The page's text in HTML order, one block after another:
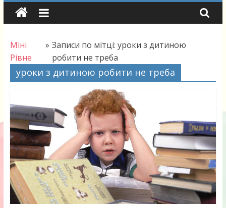
Skip
Міні
Рівне
» Записи по мітці: уроки з дитиною
робити не треба
уроки з дитиною робити не треба